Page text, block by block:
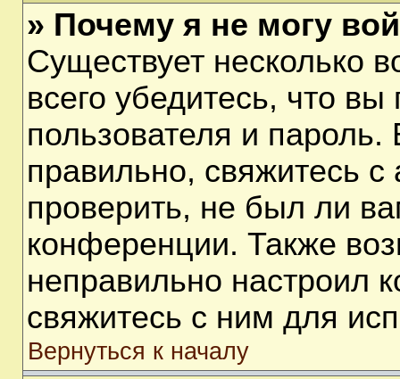
» Почему я не могу
Существует несколько
всего убедитесь, что
пользователя и
правильно, свяжитесь
проверить, не был ли
конференции. Также
неправильно настроил
свяжитесь с ним для
Вернуться к началу